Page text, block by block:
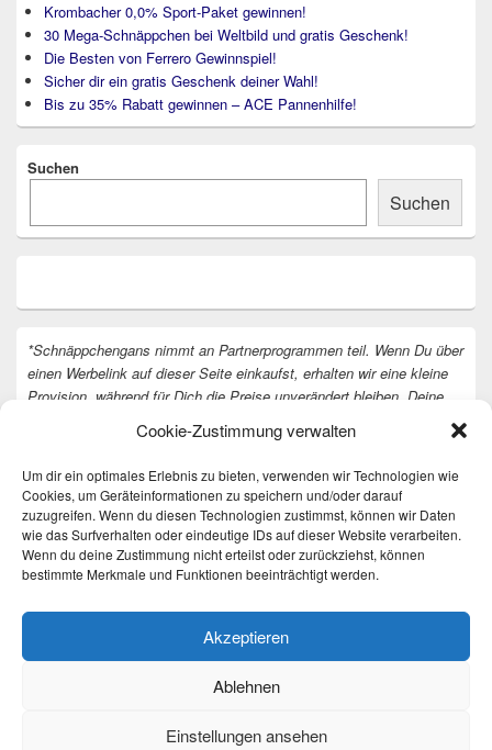
Cookie-Zustimmung verwalten
Um dir ein optimales Erlebnis zu bieten, verwenden wir Technologien wie
Cookies, um Geräteinformationen zu speichern und/oder darauf
zuzugreifen. Wenn du diesen Technologien zustimmst, können wir Daten
wie das Surfverhalten oder eindeutige IDs auf dieser Website verarbeiten.
Wenn du deine Zustimmung nicht erteilst oder zurückziehst, können
bestimmte Merkmale und Funktionen beeinträchtigt werden.
Akzeptieren
Ablehnen
Einstellungen ansehen
Krombacher 0,0% Sport-Paket gewinnen!
30 Mega-Schnäppchen bei Weltbild und gratis Geschenk!
Die Besten von Ferrero Gewinnspiel!
Sicher dir ein gratis Geschenk deiner Wahl!
Bis zu 35% Rabatt gewinnen – ACE Pannenhilfe!
Suchen
Suchen
*Schnäppchengans nimmt an Partnerprogrammen teil. Wenn Du über
einen Werbelink auf dieser Seite einkaufst, erhalten wir eine kleine
Provision, während für Dich die Preise unverändert bleiben. Deine
Vielen Dank dafür!
Täglich die besten Gewinnspiele und Angebote